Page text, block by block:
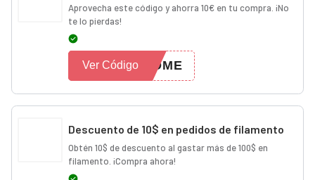
Aprovecha este código y ahorra 10€ en tu compra. ¡No
te lo pierdas!
COME
Ver Código
Descuento de 10$ en pedidos de filamento
Obtén 10$ de descuento al gastar más de 100$ en
filamento. ¡Compra ahora!